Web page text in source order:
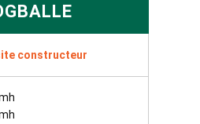
constructeur